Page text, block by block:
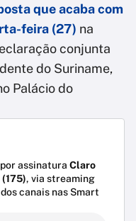
que acaba com
feira (27) na
conjunta
do Suriname,
Palácio do
assinatura Claro
(175), via streaming
canais nas Smart